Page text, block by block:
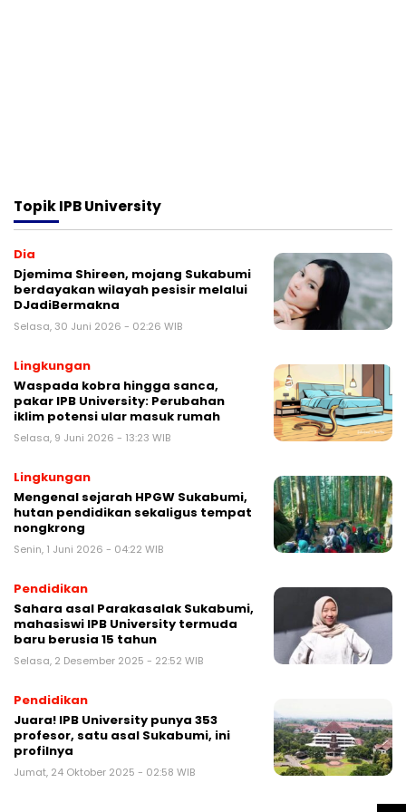
TopikIPB University
Dia
Djemima Shireen, mojang Sukabumi
berdayakan wilayah pesisir melalui
DJadiBermakna
Selasa, 30 Juni 2026 - 02:26 WIB
Lingkungan
Waspada kobra hingga sanca,
pakar IPB University: Perubahan
iklim potensi ular masuk rumah
Selasa, 9 Juni 2026 - 13:23 WIB
Lingkungan
Mengenal sejarah HPGW Sukabumi,
hutan pendidikan sekaligus tempat
nongkrong
Senin, 1 Juni 2026 - 04:22 WIB
Pendidikan
Sahara asal Parakasalak Sukabumi,
mahasiswi IPB University termuda
baru berusia 15 tahun
Selasa, 2 Desember 2025 - 22:52 WIB
Pendidikan
Juara! IPB University punya 353
profesor, satu asal Sukabumi, ini
profilnya
Jumat, 24 Oktober 2025 - 02:58 WIB